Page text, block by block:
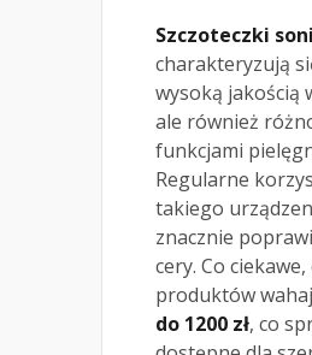
Szczoteczki
charakteryzują
wysoką jakością
ale również
funkcjami
Regularne
takiego
znacznie
cery. Co
produktów
do 1200 zł, co